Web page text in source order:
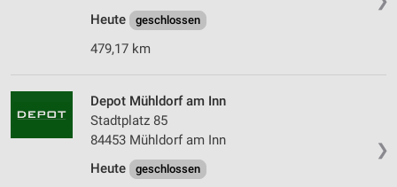
Heute
geschlossen
479,17 km
❯
Depot Mühldorf am Inn
Stadtplatz 85
84453 Mühldorf am Inn
Heute
geschlossen